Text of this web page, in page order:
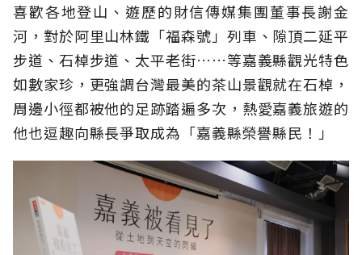
喜歡各地登山、遊歷的財信傳媒集團董事長謝金
河，對於阿里山林鐵「福森號」列車、隙頂二延平
步道、石棹步道、太平老街……等嘉義縣觀光特色
如數家珍，更強調台灣最美的茶山景觀就在石棹，
周邊小徑都被他的足跡踏遍多次，熱愛嘉義旅遊的
他也逗趣向縣長爭取成為「嘉義縣榮譽縣民！」